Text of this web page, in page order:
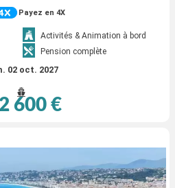
Payez en 4X
Activités & Animation à bord
Pension complète
02 oct. 2027
600 €